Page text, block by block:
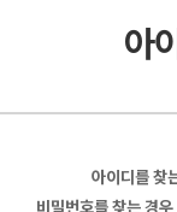
아
아이디를 찾
비밀번호를 찾는 경우